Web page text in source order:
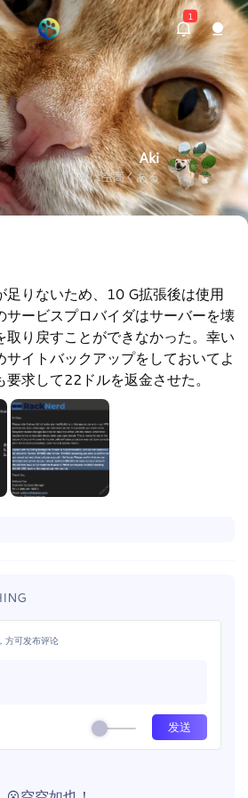
1
Aki
夢は空高くある
足りないため、10 G拡張後は使用
サービスプロバイダはサーバーを壊
取り戻すことができなかった。幸い
サイトバックアップをしておいてよ
求して22ドルを返金させた。
方可发布评论